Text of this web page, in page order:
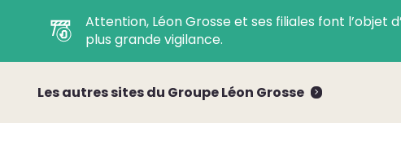
Attention, Léon Grosse et ses filiales font l’objet
plus grande vigilance.
Les autres sites du Groupe Léon Grosse